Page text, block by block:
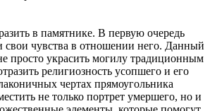
в памятнике. В первую очередь
свои чувства в отношении него. Данный
просто украсить могилу традиционным
религиозность усопшего и его
чертах прямоугольника
не только портрет умершего, но и